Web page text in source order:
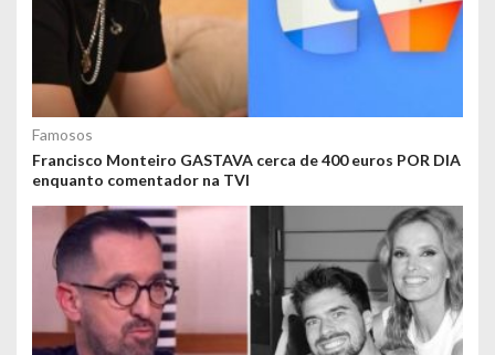
Famosos
Francisco Monteiro GASTAVA cerca de 400 euros POR DIA
enquanto comentador na TVI